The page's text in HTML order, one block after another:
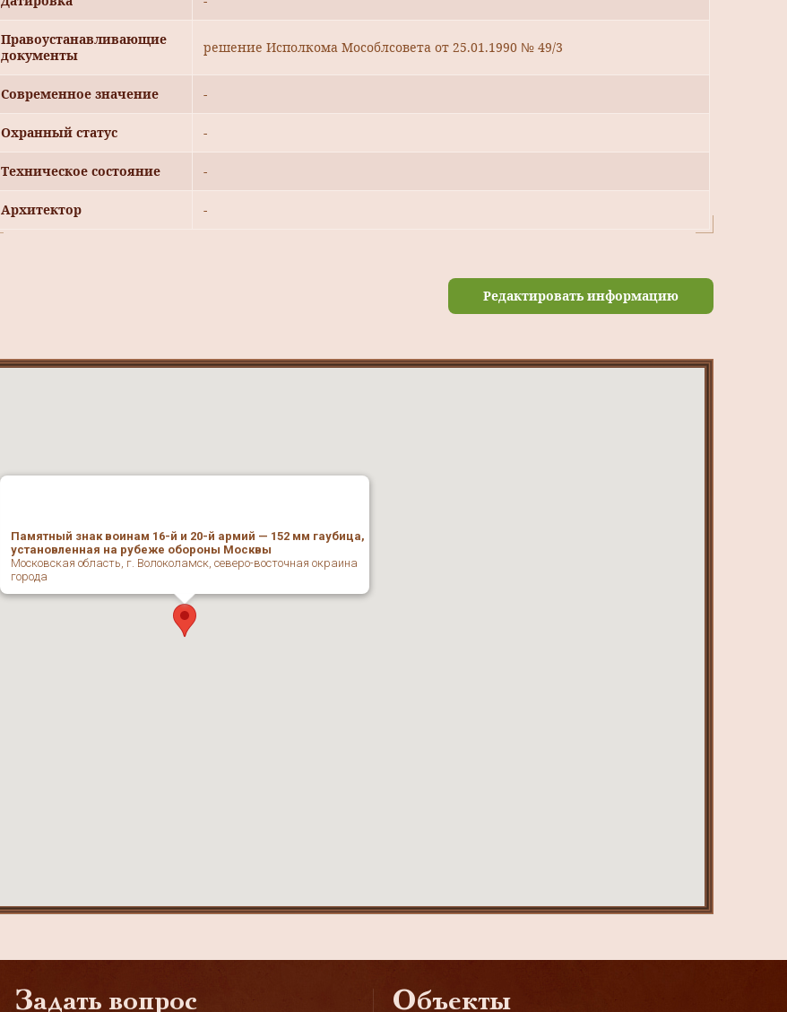
Правоустанавливающие
документы
решение Исполкома Мособлсовета от 25.01.1990 № 49/3
Современное значение -
Охранный статус -
Техническое состояние -
Архитектор -
Редактировать информацию
Памятный знак воинам 16-й и 20-й армий — 152 мм гаубица,
установленная на рубеже обороны Москвы
Московская область, г. Волоколамск, северо-восточная окраина
города
Задать вопрос Объекты